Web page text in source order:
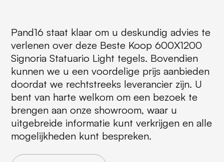
Pand16 staat klaar om u deskundig advies te
verlenen over deze Beste Koop 600X1200
Signoria Statuario Light tegels. Bovendien
kunnen we u een voordelige prijs aanbieden
doordat we rechtstreeks leverancier zijn. U
bent van harte welkom om een bezoek te
brengen aan onze showroom, waar u
uitgebreide informatie kunt verkrijgen en alle
mogelijkheden kunt bespreken.